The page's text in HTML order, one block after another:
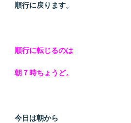
順行に戻ります。
順行に転じるのは
朝７時ちょうど。
今日は朝から